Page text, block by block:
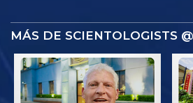
MÁS DE SCIENTOLOGISTS